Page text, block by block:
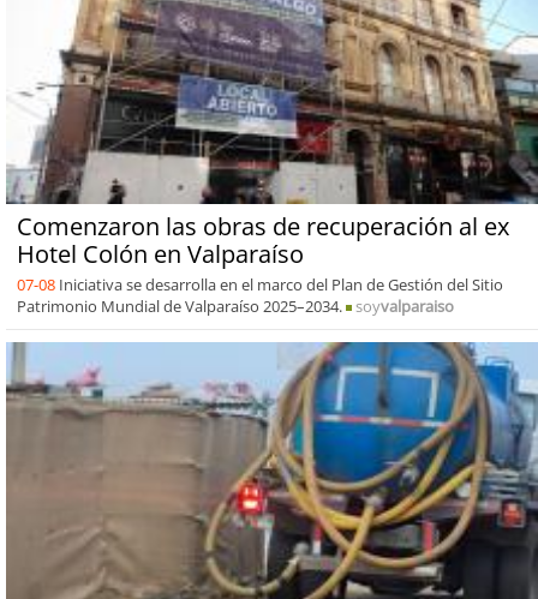
Comenzaron las obras de recuperación al ex
Hotel Colón en Valparaíso
07-08 Iniciativa se desarrolla en el marco del Plan de Gestión del Sitio
Patrimonio Mundial de Valparaíso 2025–2034.
soyvalparaiso